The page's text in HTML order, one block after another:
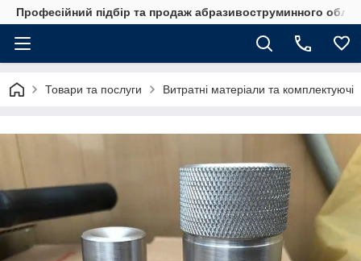
Професійний підбір та продаж абразивоструминного
Товари та послуги Витратні матеріали та комплектуючі